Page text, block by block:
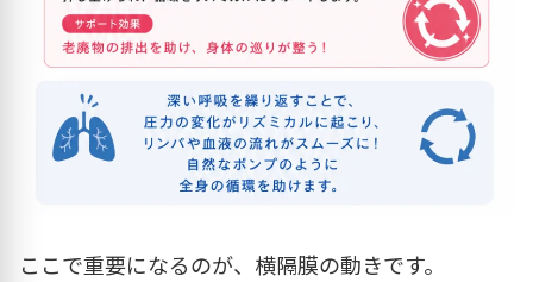
ここで重要になるのが、横隔膜の動きです。